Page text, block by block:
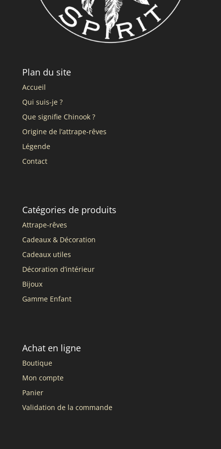
Plan du site
Accueil
Qui suis-je ?
Que signifie Chinook ?
Origine de l’attrape-rêves
Légende
Contact
Catégories de produits
Attrape-rêves
Cadeaux & Décoration
Cadeaux utiles
Décoration d’intérieur
Bijoux
Gamme Enfant
Achat en ligne
Boutique
Mon compte
Panier
Validation de la commande